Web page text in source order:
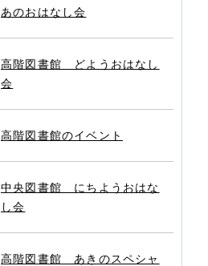
あのおはなし会
高階図書館 どようおはなし
会
高階図書館のイベント
中央図書館 にちようおはな
し会
高階図書館 あきのスペシャ